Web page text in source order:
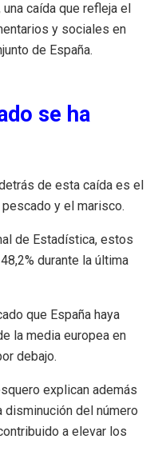
caída que refleja el
y sociales en
de España.
se ha
de esta caída es el
y el marisco.
de Estadística, estos
durante la última
que España haya
la media europea en
debajo.
explican además
disminución del número
a elevar los